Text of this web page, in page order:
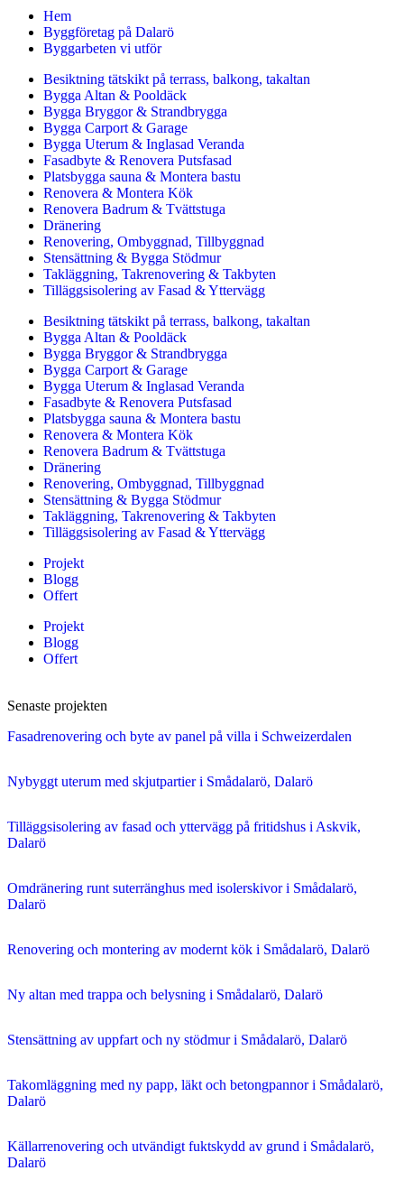
Hem
Byggföretag på Dalarö
Byggarbeten vi utför
Besiktning tätskikt på terrass, balkong, takaltan
Bygga Altan & Pooldäck
Bygga Bryggor & Strandbrygga
Bygga Carport & Garage
Bygga Uterum & Inglasad Veranda
Fasadbyte & Renovera Putsfasad
Platsbygga sauna & Montera bastu
Renovera & Montera Kök
Renovera Badrum & Tvättstuga
Dränering
Renovering, Ombyggnad, Tillbyggnad
Stensättning & Bygga Stödmur
Takläggning, Takrenovering & Takbyten
Tilläggsisolering av Fasad & Yttervägg
Besiktning tätskikt på terrass, balkong, takaltan
Bygga Altan & Pooldäck
Bygga Bryggor & Strandbrygga
Bygga Carport & Garage
Bygga Uterum & Inglasad Veranda
Fasadbyte & Renovera Putsfasad
Platsbygga sauna & Montera bastu
Renovera & Montera Kök
Renovera Badrum & Tvättstuga
Dränering
Renovering, Ombyggnad, Tillbyggnad
Stensättning & Bygga Stödmur
Takläggning, Takrenovering & Takbyten
Tilläggsisolering av Fasad & Yttervägg
Projekt
Blogg
Offert
Projekt
Blogg
Offert
Senaste projekten
Fasadrenovering och byte av panel på villa i Schweizerdalen
Nybyggt uterum med skjutpartier i Smådalarö, Dalarö
Tilläggsisolering av fasad och yttervägg på fritidshus i Askvik,
Dalarö
Omdränering runt suterränghus med isolerskivor i Smådalarö,
Dalarö
Renovering och montering av modernt kök i Smådalarö, Dalarö
Ny altan med trappa och belysning i Smådalarö, Dalarö
Stensättning av uppfart och ny stödmur i Smådalarö, Dalarö
Takomläggning med ny papp, läkt och betongpannor i Smådalarö,
Dalarö
Källarrenovering och utvändigt fuktskydd av grund i Smådalarö,
Dalarö